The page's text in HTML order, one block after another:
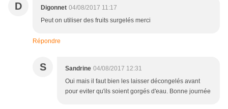
D Digonnet 04/08/2017 11:17
Peut on utiliser des fruits surgelés merci
Répondre
S Sandrine 04/08/2017 12:31
Oui mais il faut bien les laisser décongelés avant
pour eviter qu'ils soient gorgés d'eau. Bonne journée